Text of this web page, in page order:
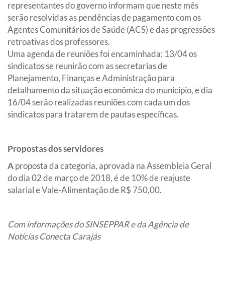
representantes do governo informam que neste mês
serão resolvidas as pendências de pagamento com os
Agentes Comunitários de Saúde (ACS) e das progressões
retroativas dos professores.
Uma agenda de reuniões foi encaminhada: 13/04 os
sindicatos se reunirão com as secretarias de
Planejamento, Finanças e Administração para
detalhamento da situação econômica do município, e dia
16/04 serão realizadas reuniões com cada um dos
sindicatos para tratarem de pautas específicas.
Propostas dos servidores
Aproposta da categoria, aprovada na Assembleia Geral
do dia 02 de março de 2018, é de 10% de reajuste
salarial e Vale-Alimentação de R$ 750,00.
Com informações do SINSEPPAR e da Agência de
Notícias Conecta Carajás